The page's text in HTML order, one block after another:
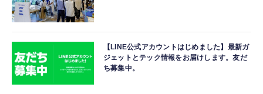
【LINE公式アカウントはじめました】最新ガ
ジェットとテック情報をお届けします。友だ
ち募集中。